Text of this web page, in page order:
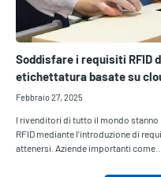
Soddisfare i requisiti RFID
etichettatura basate su
Febbraio 27, 2025
I rivenditori di tutto il mondo
RFID mediante l'introduzione di
attenersi. Aziende importanti come…